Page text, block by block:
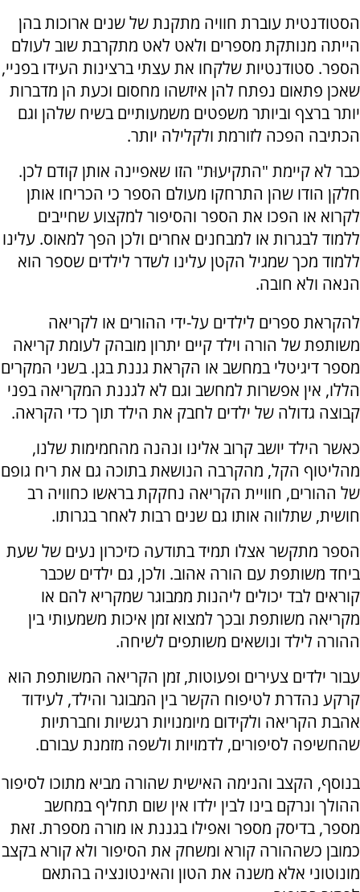
הסטודנטית עוברת חוויה מתקנת של שנים ארוכות בהן
הייתה מנותקת מספרים ולאט לאט מתקרבת שוב לעולם
הספר. סטודנטיות שלקחו את עצתי ברצינות העידו בפניי,
שאכן פתאום נפתח להן איזשהו מחסום וכעת הן מדברות
יותר ברצף וביותר משפטים משמעותיים בשיח שלהן וגם
הכתיבה הפכה לזורמת ולקלילה יותר.
כבר לא קיימת "התקיעוּת" הזו שאפיינה אותן קודם לכן.
חלקן הודו שהן התרחקו מעולם הספר כי הכריחו אותן
לקרוא או הפכו את הספר והסיפור למקצוע שחייבים
ללמוד לבגרות או למבחנים אחרים ולכן הפך למאוס. עלינו
ללמוד מכך שמגיל הקטן עלינו לשדר לילדים שספר הוא
הנאה ולא חובה.
להקראת ספרים לילדים על-ידי ההורים או לקריאה
משותפת של הורה וילד קיים יתרון מובהק לעומת קריאה
מספר דיגיטלי במחשב או הקראת גננת בגן. בשני המקרים
הללו, אין אפשרות למחשב וגם לא לגננת המקריאה בפני
קבוצה גדולה של ילדים לחבק את הילד תוך כדי הקראה.
כאשר הילד יושב קרוב אלינו ונהנה מהחמימות שלנו,
מהליטוף הקל, מהקרבה הנושאת בתוכה גם את ריח גופם
של ההורים, חוויית הקריאה נחקקת בראשו כחוויה רב
חושית, שתלווה אותו גם שנים רבות לאחר בגרותו.
הספר מתקשר אצלו תמיד בתודעה כזיכרון נעים של שעת
ביחד משותפת עם הורה אהוב. ולכן, גם ילדים שכבר
קוראים לבד יכולים ליהנות ממבוגר שמקריא להם או
מקריאה משותפת ובכך למצוא זמן איכות משמעותי בין
ההורה לילד ונושאים משותפים לשיחה.
עבור ילדים צעירים ופעוטות, זמן הקריאה המשותפת הוא
קרקע נהדרת לטיפוח הקשר בין המבוגר והילד, לעידוד
אהבת הקריאה ולקידום מיומנויות רגשיות וחברתיות
שהחשיפה לסיפורים, לדמויות ולשפה מזמנת עבורם.
בנוסף, הקצב והנימה האישית שהורה מביא מתוכו לסיפור
ההולך ונרקם בינו לבין ילדו אין שום תחליף במחשב
מספר, בדיסק מספר ואפילו בגננת או מורה מספרת. זאת
כמובן כשההורה קורא ומשחק את הסיפור ולא קורא בקצב
מונוטוני אלא משנה את הטון והאינטונציה בהתאם